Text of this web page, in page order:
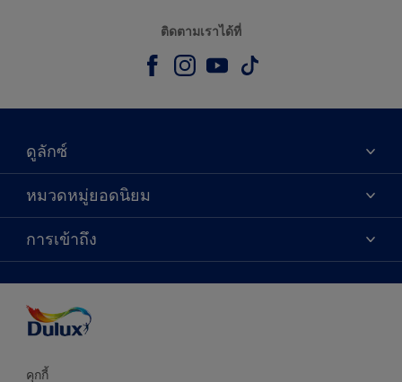
ติดตามเราได้ที่
ดูลักซ์
เกี่ยวกับดูลักซ์
ติดต่อเรา
ค้นหาร้านค้า
หมวดหมู่ยอดนิยม
ผลิตภัณฑ์
ไอเดียการตกแต่ง
คำแนะนำจากผู้เชี่ยวชาญ
บริการออกแบบสี
การเข้าถึง
คุกกี้